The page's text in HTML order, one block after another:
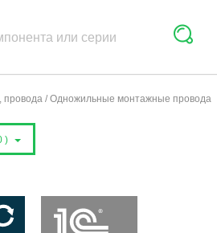
провода / Одножильные монтажные провода
)